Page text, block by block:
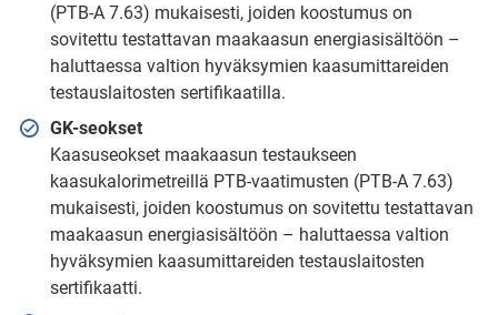
(PTB-A 7.63) mukaisesti, joiden koostumus on
sovitettu testattavan maakaasun energiasisältöön –
haluttaessa valtion hyväksymien kaasumittareiden
testauslaitosten sertifikaatilla.
GK-seokset
Kaasuseokset maakaasun testaukseen
kaasukalorimetreillä PTB-vaatimusten (PTB-A 7.63)
mukaisesti, joiden koostumus on sovitettu testattavan
maakaasun energiasisältöön – haluttaessa valtion
hyväksymien kaasumittareiden testauslaitosten
sertifikaatti.